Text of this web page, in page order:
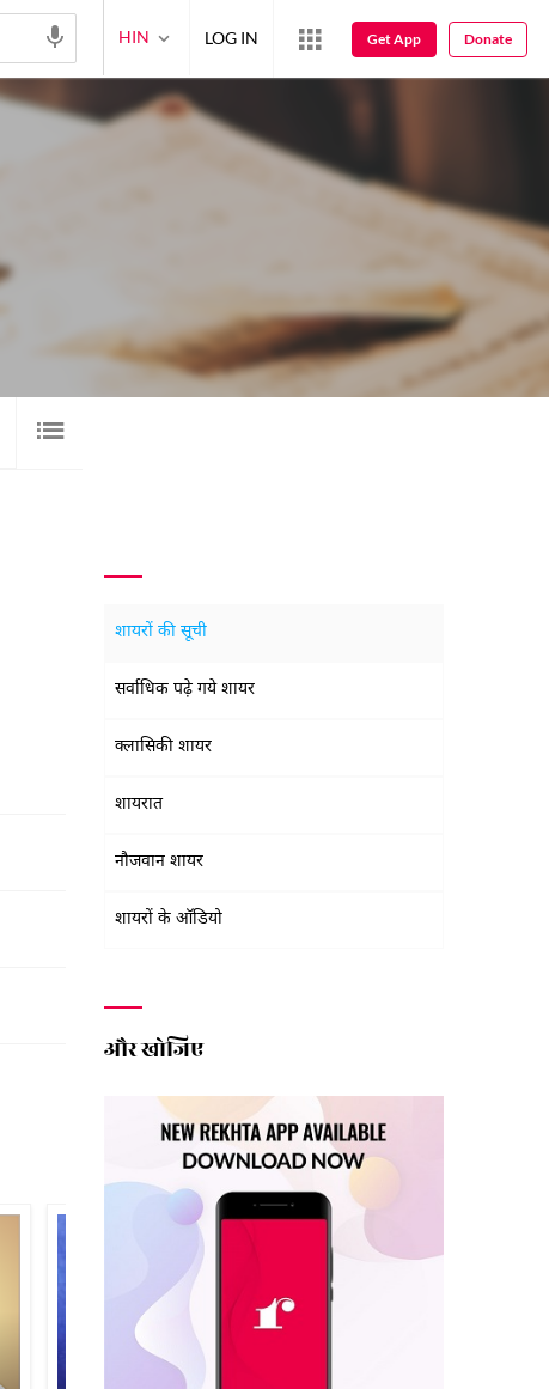
शायरों की सूची
सर्वाधिक पढ़े गये शायर
क्लासिकी शायर
शायरात
नौजवान शायर
शायरों के ऑडियो
और खोजिए
HIN LOG IN Get App Donate